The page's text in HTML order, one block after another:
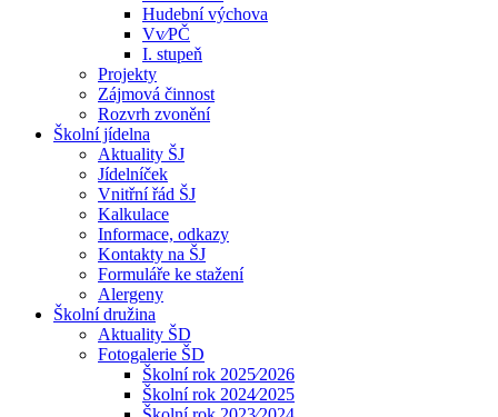
Hudební výchova
Vv⁄PČ
I. stupeň
Projekty
Zájmová činnost
Rozvrh zvonění
Školní jídelna
Aktuality ŠJ
Jídelníček
Vnitřní řád ŠJ
Kalkulace
Informace, odkazy
Kontakty na ŠJ
Formuláře ke stažení
Alergeny
Školní družina
Aktuality ŠD
Fotogalerie ŠD
Školní rok 2025⁄2026
Školní rok 2024⁄2025